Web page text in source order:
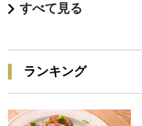
すべて見る
ランキング